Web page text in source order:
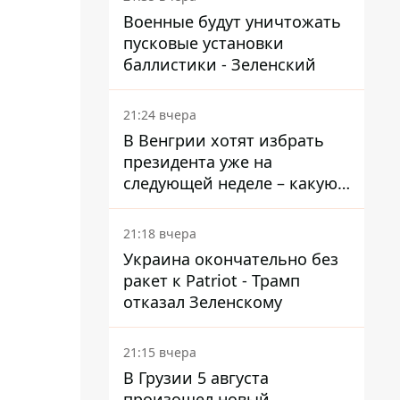
Военные будут уничтожать
пусковые установки
баллистики - Зеленский
21:24 вчера
В Венгрии хотят избрать
президента уже на
следующей неделе – какую
дату предлагают
21:18 вчера
Украина окончательно без
ракет к Patriot - Трамп
отказал Зеленскому
21:15 вчера
В Грузии 5 августа